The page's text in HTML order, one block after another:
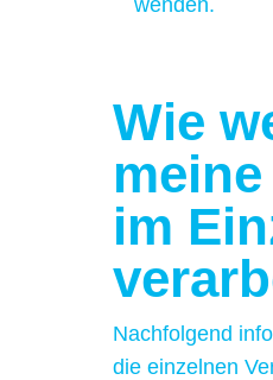
wenden.
Wie
im
Nachfolgend
die einzelnen